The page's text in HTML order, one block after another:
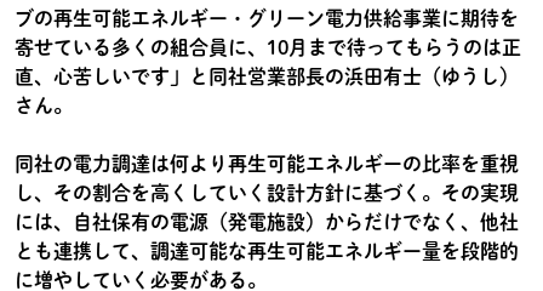
ブの再生可能エネルギー・グリーン電力供給事業に期待を
寄せている多くの組合員に、10月まで待ってもらうのは正
直、心苦しいです」と同社営業部長の浜田有士（ゆうし）
さん。
同社の電力調達は何より再生可能エネルギーの比率を重視
し、その割合を高くしていく設計方針に基づく。その実現
には、自社保有の電源（発電施設）からだけでなく、他社
とも連携して、調達可能な再生可能エネルギー量を段階的
に増やしていく必要がある。